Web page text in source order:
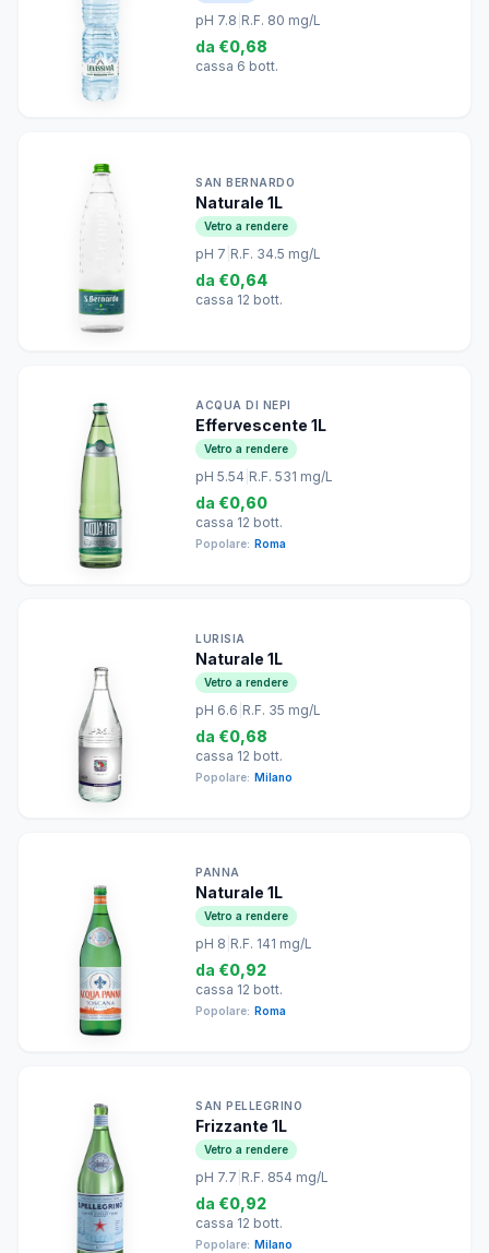
pH 7.8 R.F. 80 mg/L
da €0,68
cassa 6 bott.
SAN BERNARDO
Naturale 1L
Vetro a rendere
pH 7 R.F. 34.5 mg/L
da €0,64
cassa 12 bott.
ACQUA DI NEPI
Effervescente 1L
Vetro a rendere
pH 5.54 R.F. 531 mg/L
da €0,60
cassa 12 bott.
Popolare: Roma
LURISIA
Naturale 1L
Vetro a rendere
pH 6.6 R.F. 35 mg/L
da €0,68
cassa 12 bott.
Popolare: Milano
PANNA
Naturale 1L
Vetro a rendere
pH 8 R.F. 141 mg/L
da €0,92
cassa 12 bott.
Popolare: Roma
SAN PELLEGRINO
Frizzante 1L
Vetro a rendere
pH 7.7 R.F. 854 mg/L
da €0,92
cassa 12 bott.
Popolare: Milano